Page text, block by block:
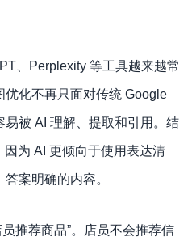
、Perplexity 等工具越来越常
优化不再只面对传统 Google
被 AI 理解、提取和引用。结
为 AI 更倾向于使用表达清
案明确的内容。
推荐商品”。店员不会推荐信